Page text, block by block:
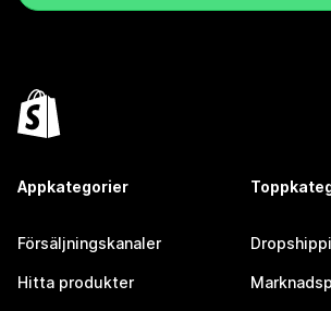
Appkategorier
Försäljningskanaler
Hitta produkter